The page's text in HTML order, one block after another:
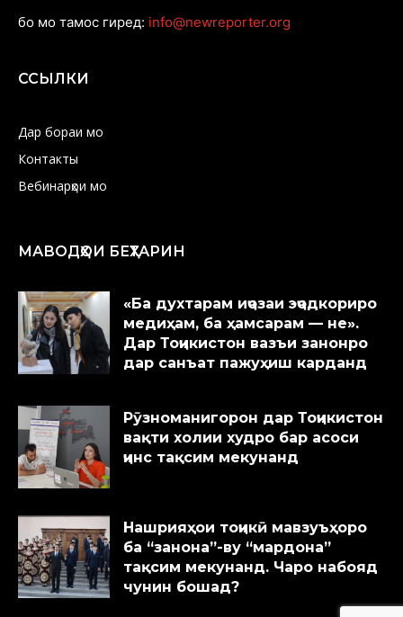
бо мо тамос гиред: info@newreporter.org
ССЫЛКИ
Дар бораи мо
Контакты
Вебинарҳои мо
МАВОДҲОИ БЕҲТАРИН
«Ба духтарам иҷозаи эҷодкориро
медиҳам, ба ҳамсарам — не».
Дар Тоҷикистон вазъи занонро
дар санъат пажуҳиш карданд
Рӯзноманигорон дар Тоҷикистон
вақти холии худро бар асоси
ҷинс тақсим мекунанд
Нашрияҳои тоҷикӣ мавзуъҳоро
ба “занона”-ву “мардона”
тақсим мекунанд. Чаро набояд
чунин бошад?